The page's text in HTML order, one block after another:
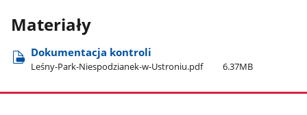
Materiały
Dokumentacja kontroli
Leśny-Park-Niespodzianek-w-Ustroniu.pdf 6.37MB